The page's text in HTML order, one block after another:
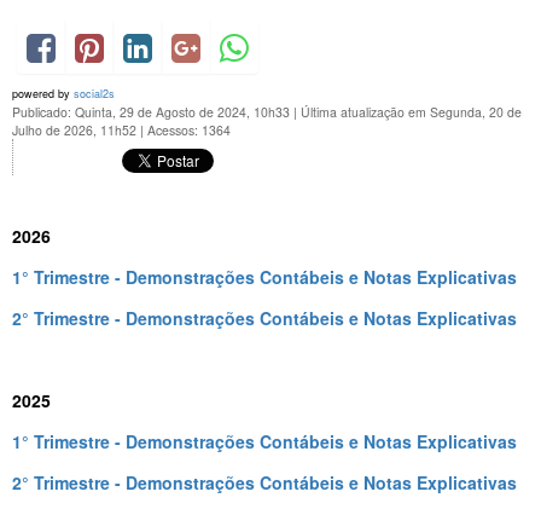
powered by social2s
Publicado: Quinta, 29 de Agosto de 2024, 10h33 | Última atualização em Segunda, 20 de
Julho de 2026, 11h52 | Acessos: 1364
2026
1° Trimestre - Demonstrações Contábeis e Notas Explicativas
2° Trimestre - Demonstrações Contábeis e Notas Explicativas
2025
1° Trimestre - Demonstrações Contábeis e Notas Explicativas
2° Trimestre - Demonstrações Contábeis e Notas Explicativas